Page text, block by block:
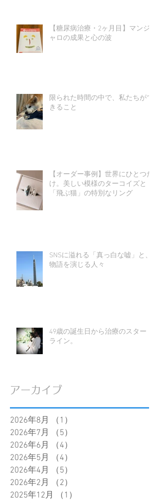
【糖尿病治療・2ヶ月目】マンジ
ャロの成果と心の波
限られた時間の中で、私たちがで
きること
【オーダー事例】世界にひとつだ
け。美しい模様のターコイズと
「飛ぶ猫」の特別なリング
SNSに溢れる「真っ白な嘘」と、
物語を演じる人々
49歳の誕生日から治療のスタート
ライン。
アーカイブ
2026年8月 （1）
2026年7月
（5）
2026年6月
（4）
2026年5月
（4）
2026年4月
（5）
2026年2月
（2）
2025年12月
（1）